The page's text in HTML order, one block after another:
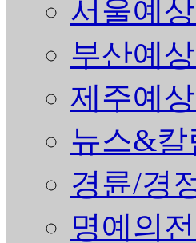
서울예
부산예
제주예
뉴스&칼
경륜/경
명예의